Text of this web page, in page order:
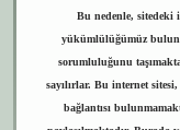
Bu nedenle, sitedeki
yükümlülüğümüz
sorumluluğunu
sayılırlar. Bu internet
bağlantısı